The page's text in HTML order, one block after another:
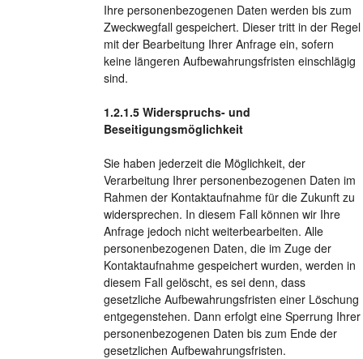
Ihre personenbezogenen Daten werden bis zum
Zweckwegfall gespeichert. Dieser tritt in der Regel
mit der Bearbeitung Ihrer Anfrage ein, sofern
keine längeren Aufbewahrungsfristen einschlägig
sind.
Widerspruchs- und
Beseitigungsmöglichkeit
Sie haben jederzeit die Möglichkeit, der
Verarbeitung Ihrer personenbezogenen Daten im
Rahmen der Kontaktaufnahme für die Zukunft zu
widersprechen. In diesem Fall können wir Ihre
Anfrage jedoch nicht weiterbearbeiten. Alle
personenbezogenen Daten, die im Zuge der
Kontaktaufnahme gespeichert wurden, werden in
diesem Fall gelöscht, es sei denn, dass
gesetzliche Aufbewahrungsfristen einer Löschung
entgegenstehen. Dann erfolgt eine Sperrung Ihrer
personenbezogenen Daten bis zum Ende der
gesetzlichen Aufbewahrungsfristen.